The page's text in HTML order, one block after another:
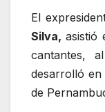
El
Silva, asistió
cantantes,
desarrolló en
de